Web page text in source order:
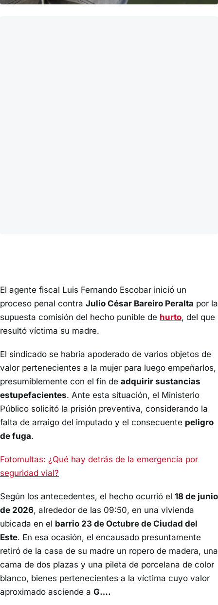
El agente fiscal Luis Fernando Escobar inició un
proceso penal contra Julio César Bareiro Peralta por la
supuesta comisión del hecho punible de hurto, del que
resultó víctima su madre.
El sindicado se habría apoderado de varios objetos de
valor pertenecientes a la mujer para luego empeñarlos,
presumiblemente con el fin de adquirir sustancias
estupefacientes. Ante esta situación, el Ministerio
Público solicitó la prisión preventiva, considerando la
falta de arraigo del imputado y el consecuente peligro
de fuga.
Fotomultas: ¿Qué hay detrás de la emergencia por
seguridad vial?
Según los antecedentes, el hecho ocurrió el 18 de junio
de 2026, alrededor de las 09:50, en una vivienda
ubicada en el barrio 23 de Octubre de Ciudad del
Este. En esa ocasión, el encausado presuntamente
retiró de la casa de su madre un ropero de madera, una
cama de dos plazas y una pileta de porcelana de color
blanco, bienes pertenecientes a la víctima cuyo valor
aproximado asciende a G….